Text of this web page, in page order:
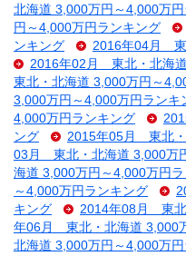
北海道 3,000万円～4,000万
円～4,000万円ランキング
ンキング
2016年04月 東
2016年02月 東北・北海
東北・北海道 3,000万円～
3,000万円～4,000万円ランキ
4,000万円ランキング
ング
2015年05月 東北・
03月 東北・北海道 3,000万
海道 3,000万円～4,000万円
～4,000万円ランキング
キング
2014年08月 東北
年06月 東北・北海道 3,000
北海道 3,000万円～4,000万